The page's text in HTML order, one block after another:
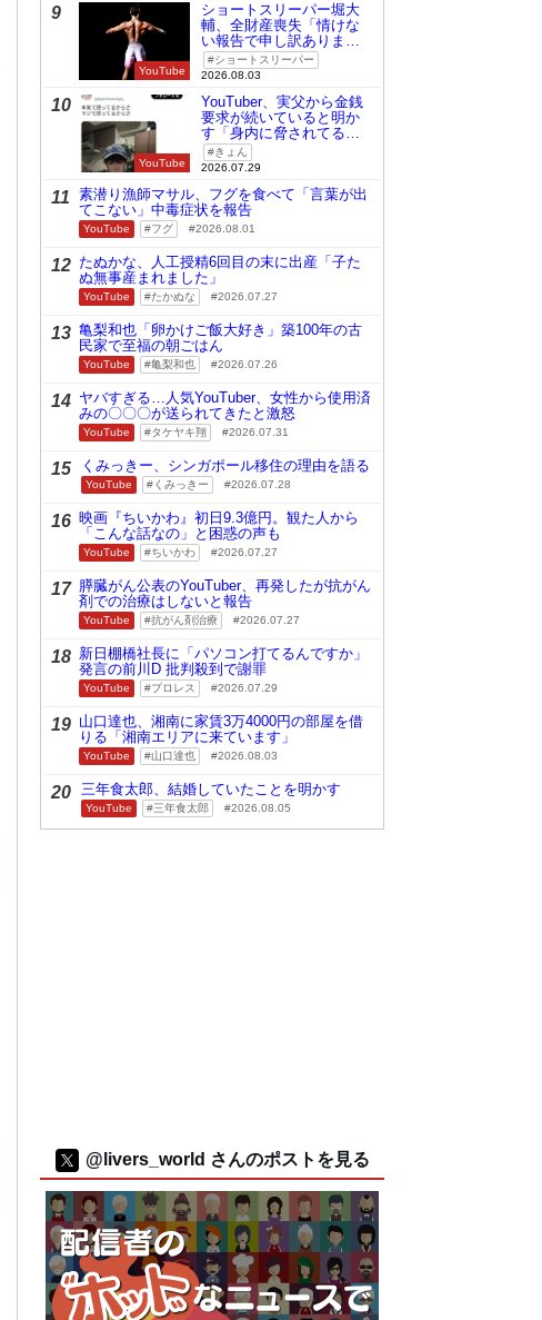
9
YouTube
ショートスリーパー堀大
輔、全財産喪失「情けな
い報告で申し訳ありませ
ん」ショートスリーパー
2026.08.03
10
YouTube
YouTuber、実父から金銭
要求が続いていると明か
す「身内に脅されてる
の」きょん
2026.07.29
11
素潜り漁師マサル、フグを食べて「言葉が出
てこない」中毒症状を報告
YouTube フグ 2026.08.01
12 たぬかな、人工授精6回目の末に出産「子た
ぬ無事産まれました」
YouTube たかぬな 2026.07.27
13 亀梨和也「卵かけご飯大好き」築100年の古
民家で至福の朝ごはん
YouTube 亀梨和也 2026.07.26
14 ヤバすぎる…人気YouTuber、女性から使用済
みの〇〇〇が送られてきたと激怒
YouTube タケヤキ翔 2026.07.31
15 くみっきー、シンガポール移住の理由を語る
YouTube くみっきー 2026.07.28
16 映画『ちいかわ』初日9.3億円。観た人から
「こんな話なの」と困惑の声も
YouTube ちいかわ 2026.07.27
17 膵臓がん公表のYouTuber、再発したが抗がん
剤での治療はしないと報告
YouTube 抗がん剤治療 2026.07.27
18 新日棚橋社長に「パソコン打てるんですか」
発言の前川D 批判殺到で謝罪
YouTube プロレス 2026.07.29
19 山口達也、湘南に家賃3万4000円の部屋を借
りる「湘南エリアに来ています」
YouTube 山口達也 2026.08.03
20 三年食太郎、結婚していたことを明かす
YouTube 三年食太郎 2026.08.05
@livers_world さんのポストを見る